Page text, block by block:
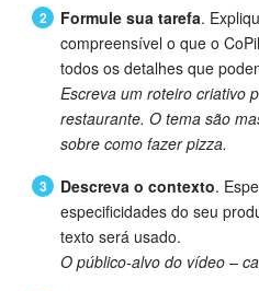
Telefonia
CRM + Loja On-line
Sales Center
Análise CRM
Criador de BI
Formule sua tarefa.
compreensível o que o
todos os detalhes que
Escreva um roteiro criativo
restaurante. O tema são
sobre como fazer pizza.
Descreva o contexto.
especificidades do seu
texto será usado.
O público-alvo do vídeo –